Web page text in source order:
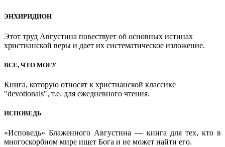
ЭНХИРИДИОН
Этот труд Августина повествует об основных истинах
христианской веры и дает их систематическое изложение.
ВСЕ, ЧТО МОГУ
Книга, которую относят к христианской классике
"devotionals", т.е. для ежедневного чтения.
ИСПОВЕДЬ
«Исповедь» Блаженного Августина — книга для тех, кто в
многоскорбном мире ищет Бога и не может найти его.